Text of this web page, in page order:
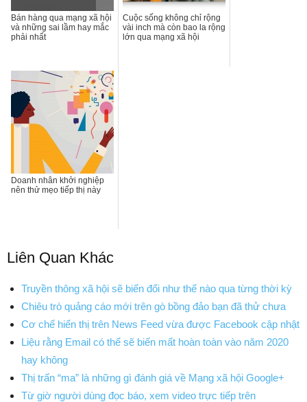
Bán hàng qua mạng xã hội
và những sai lầm hay mắc
phải nhất
Cuộc sống không chỉ rộng
vài inch mà còn bao la rộng
lớn qua mạng xã hội
Doanh nhân khởi nghiệp
nên thử mẹo tiếp thị này
Liên Quan Khác
Truyền thông xã hội sẽ biến đổi như thế nào qua từng thời kỳ
Chiêu trò quảng cáo mới trên gò bồng đảo bạn đã thử chưa
Cơ chế hiển thị trên News Feed vừa được Facebook cập nhật
Liệu rằng Email có thể sẽ biến mất hoàn toàn vào năm 2020
hay không
Thị trấn “ma” là những gì đánh giá về Mạng xã hội Google+
Từ giờ người dùng đọc báo, xem video trực tiếp trên